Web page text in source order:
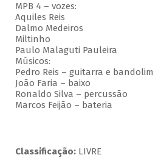
MPB 4 – vozes:
Aquiles Reis
Dalmo Medeiros
Miltinho
Paulo Malaguti Pauleira
Músicos:
Pedro Reis – guitarra e bandolim
João Faria – baixo
Ronaldo Silva – percussão
Marcos Feijão – bateria
Classificação: LIVRE